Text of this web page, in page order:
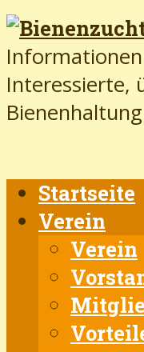
Interessierte,
Startseite
Verein
Verein